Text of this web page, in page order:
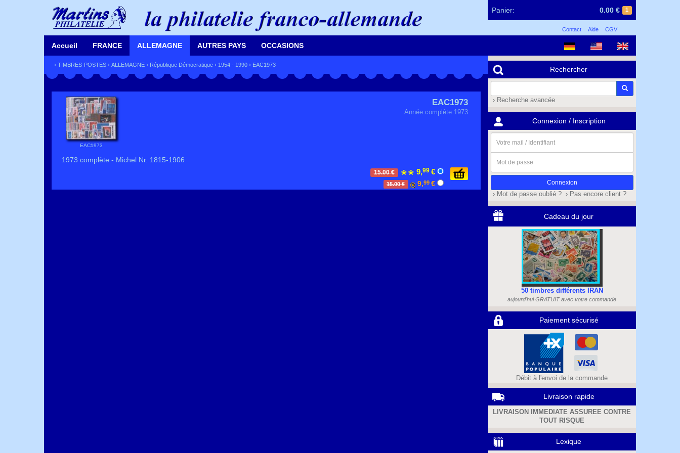
Panier: 1
0.00 €
Contact Aide CGV
Accueil FRANCE ALLEMAGNE AUTRES PAYS OCCASIONS
› TIMBRES-POSTES › ALLEMAGNE › République Démocratique › 1954 - 1990 › EAC1973
EAC1973
EAC1973
Année complète 1973
1973 complète - Michel Nr. 1815-1906
15.00 € 9,99 €
15.00 € 9,99 €
Rechercher
› Recherche avancée
Connexion / Inscription
mail
/
Identifiant
de
passe
› Mot de passe oublié ? › Pas encore client ?
Cadeau du jour
50 timbres différents IRAN
aujourd'hui GRATUIT avec votre commande
Paiement sécurisé
Débit à l'envoi de la commande
Livraison rapide
LIVRAISON IMMEDIATE ASSUREE CONTRE
TOUT RISQUE
Lexique